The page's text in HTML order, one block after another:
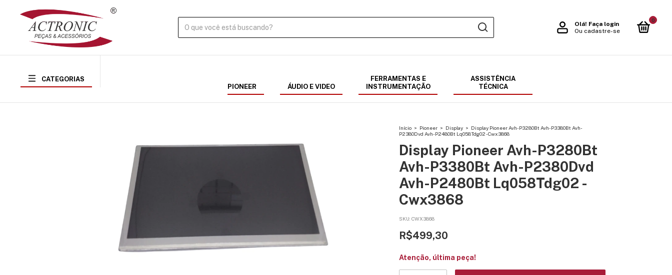
Olá! Faça login
Ou cadastre-se
0
CATEGORIAS
PIONEER
ÁUDIO E VIDEO
FERRAMENTAS E
INSTRUMENTAÇÃO
ASSISTÊNCIA
TÉCNICA
Início > Pioneer > Display > Display Pioneer Avh-P3280Bt Avh-P3380Bt Avh-
P2380Dvd Avh-P2480Bt Lq058Tdg02 - Cwx3868
Display Pioneer Avh-P3280Bt
Avh-P3380Bt Avh-P2380Dvd
Avh-P2480Bt Lq058Tdg02 -
Cwx3868
SKU: CWX3868
R$499,30
Atenção, última peça!